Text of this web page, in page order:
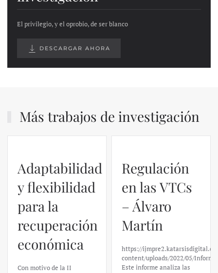
El privilegio, y el oprobio, de ser blanco
DESCARGAR AHORA
Más trabajos de investigación
Adaptabilidad
y flexibilidad
para la
recuperación
económica
Con motivo de la II
Regulación
en las VTCs
– Álvaro
Martín
https://
content/uploads/2022/05/
Este informe analiza las